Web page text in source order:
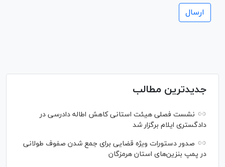
جدیدترین مطالب
نشست فصلی هیئت استانی کاهش اطاله دادرسی در
دادگستری ایلام برگزار شد
صدور دستورات ویژه قضایی برای جمع شدن صفوف طولانی
در پمپ بنزین‌های استان هرمزگان